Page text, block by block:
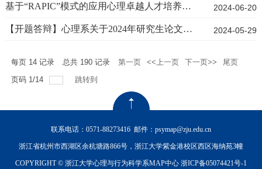
基于“RAPIC”模式的应用心理卓越人才培养体系建设与实践 2024-06-20
​【开题答辩】心理系关于2024年研究生论文开题答辩的通知 2024-05-29
每页 14记录 总共 190记录 第一页 <<上一页 下一页>>
尾页
页码 1/14 跳转到
联系电话：0571-88273416 邮件：psymap@zju.edu.cn
浙江省杭州市西湖区余杭塘路866号，浙江大学紫金港校区西区海纳苑3幢
COPYRIGHT © 浙江大学心理与行为科学系MAP中心 浙ICP备05074421号-1